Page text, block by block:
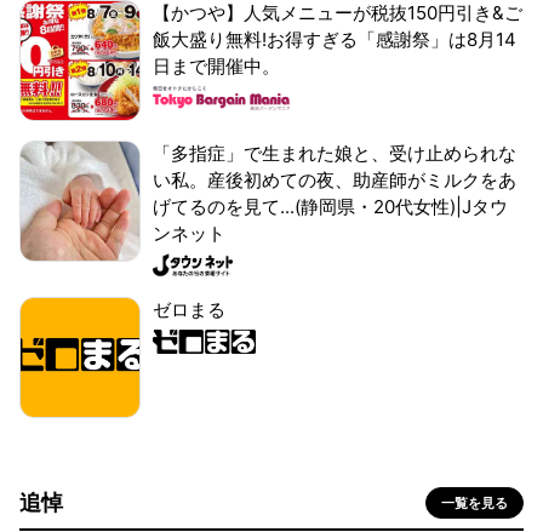
【かつや】人気メニューが税抜150円引き&ご
飯大盛り無料!お得すぎる「感謝祭」は8月14
日まで開催中。
「多指症」で生まれた娘と、受け止められな
い私。産後初めての夜、助産師がミルクをあ
げてるのを見て...(静岡県・20代女性)|Jタウ
ンネット
ゼロまる
追悼 一覧を見る